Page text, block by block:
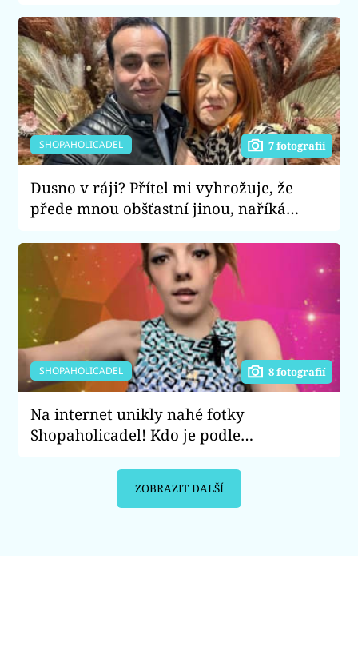
SHOPAHOLICADEL 7 fotografií
Dusno v ráji? Přítel mi vyhrožuje, že
přede mnou obšťastní jinou, naříká
SHOPAHOLICADEL 8 fotografií
Na internet unikly nahé fotky
Shopaholicadel! Kdo je podle
ZOBRAZIT DALŠÍ